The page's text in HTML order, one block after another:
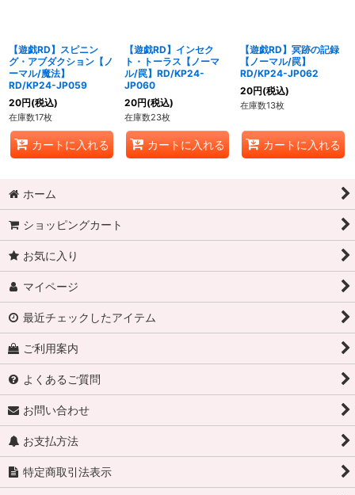
【遊戯RD】スピニン
グ・アブダクション【ノ
ーマル/魔法】
RD/KP24-JP059
20円(税込)
在庫数17枚
カートに入れる
【遊戯RD】インセク
ト・トーラス【ノーマ
ル/罠】RD/KP24-
JP060
20円(税込)
在庫数23枚
カートに入れる
【遊戯RD】冥跡の記録
【ノーマル/罠】
RD/KP24-JP062
20円(税込)
在庫数13枚
カートに入れる
ホーム
ショッピングカート
お気に入り
マイページ
最近チェックしたアイテム
ご利用案内
よくあるご質問
お問い合わせ
お支払方法
特定商取引法表示